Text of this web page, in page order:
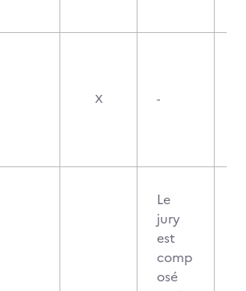
X -
Le
jury
est
comp
osé